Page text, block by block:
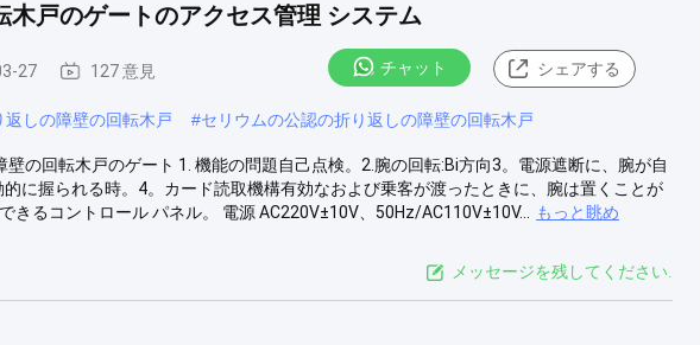
戸のゲートのアクセス管理 システム
27 127 意見 チャット シェアする
返しの障壁の回転木戸 #セリウムの公認の折り返しの障壁の回転木戸
の回転木戸のゲート 1. 機能の問題自己点検。2.腕の回転:Bi方向3。電源遮断に、腕が自
に握られる時。4。カード読取機構有効なおよび乗客が渡ったときに、腕は置くことが
るコントロール パネル。 電源 AC220V±10V、50Hz/AC110V±10V...
もっと眺め
メッセージを残してください.